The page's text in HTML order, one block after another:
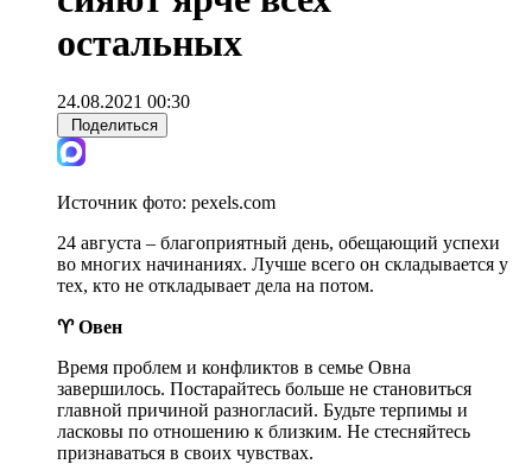
остальных
24.08.2021 00:30
Поделиться
Источник фото: pexels.com
24 августа – благоприятный день, обещающий успехи
во многих начинаниях. Лучше всего он складывается у
тех, кто не откладывает дела на потом.
♈ Овен
Время проблем и конфликтов в семье Овна
завершилось. Постарайтесь больше не становиться
главной причиной разногласий. Будьте терпимы и
ласковы по отношению к близким. Не стесняйтесь
признаваться в своих чувствах.